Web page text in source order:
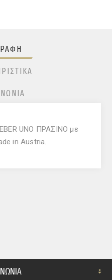
UNO ΠΡΑΣΙΝΟ με
in Austria.